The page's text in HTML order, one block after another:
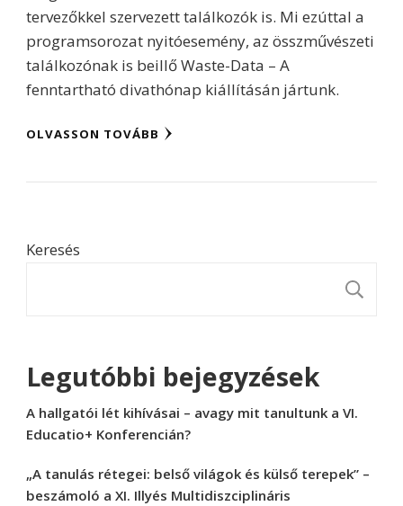
tervezőkkel szervezett találkozók is. Mi ezúttal a
programsorozat nyitóesemény, az összművészeti
találkozónak is beillő Waste-Data – A
fenntartható divathónap kiállításán jártunk.
OLVASSON TOVÁBB
Keresés
Legutóbbi bejegyzések
A hallgatói lét kihívásai – avagy mit tanultunk a VI.
Educatio+ Konferencián?
„A tanulás rétegei: belső világok és külső terepek” –
beszámoló a XI. Illyés Multidiszciplináris